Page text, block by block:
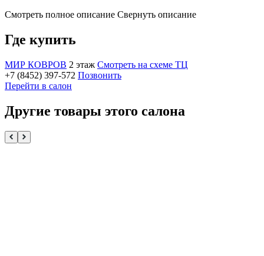
Смотреть полное описание Свернуть описание
Где купить
МИР КОВРОВ 2 этаж Смотреть на схеме ТЦ
+7 (8452) 397-572 Позвонить
Перейти в салон
Другие товары этого салона